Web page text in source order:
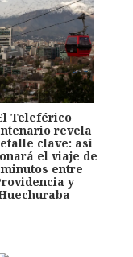
Teleférico
revela
clave: así
el viaje de
minutos entre
y